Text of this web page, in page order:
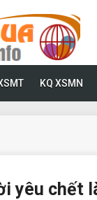
KQ XSMN
yêu chết